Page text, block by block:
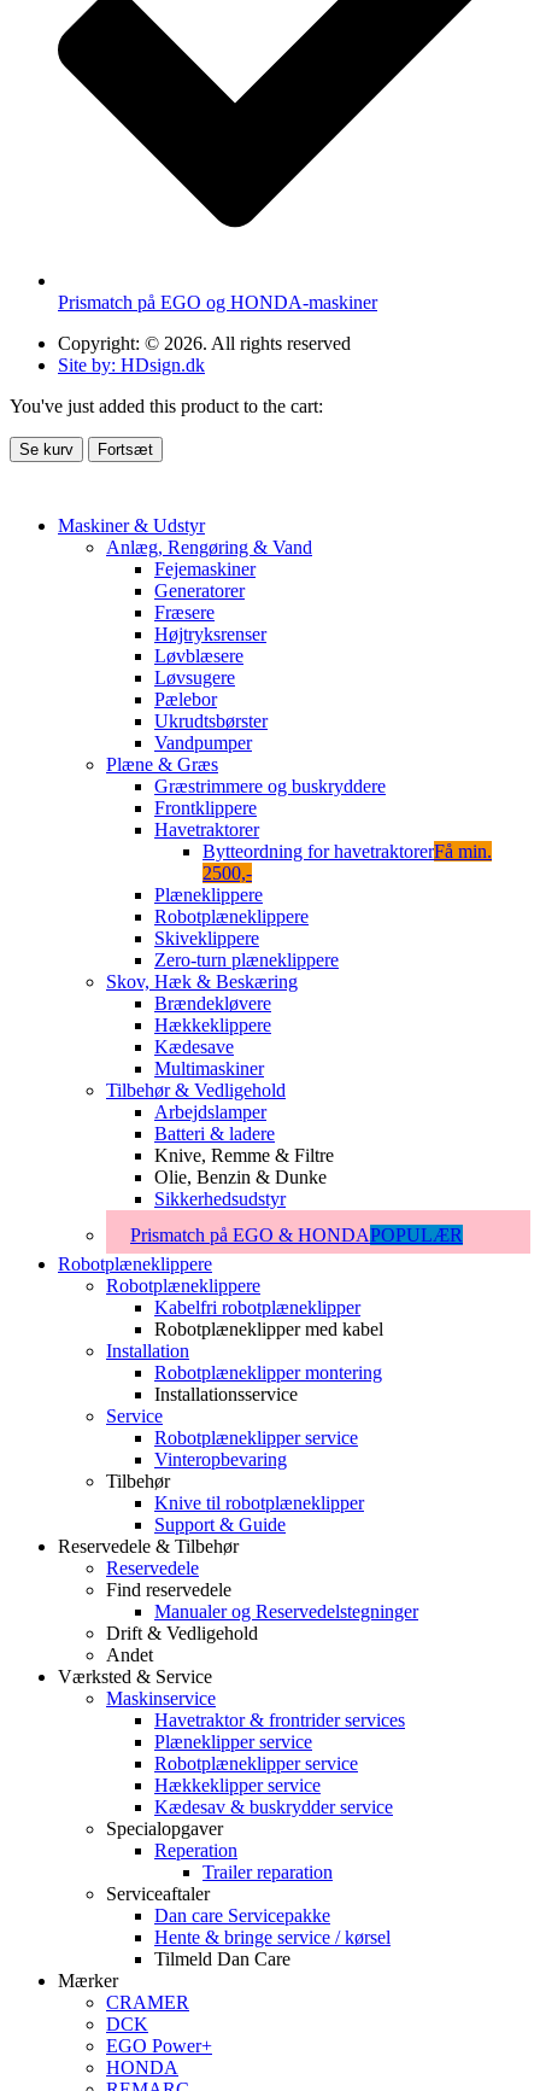
Prismatch på EGO og HONDA-maskiner
Copyright: © 2026. All rights reserved
Site by: HDsign.dk
You've just added this product to the cart:
Se kurv Fortsæt
Maskiner & Udstyr
Anlæg, Rengøring & Vand
Fejemaskiner
Generatorer
Fræsere
Højtryksrenser
Løvblæsere
Løvsugere
Pælebor
Ukrudtsbørster
Vandpumper
Plæne & Græs
Græstrimmere og buskryddere
Frontklippere
Havetraktorer
Bytteordning for havetraktorerFå min.
2500,-
Plæneklippere
Robotplæneklippere
Skiveklippere
Zero-turn plæneklippere
Skov, Hæk & Beskæring
Brændekløvere
Hækkeklippere
Kædesave
Multimaskiner
Tilbehør & Vedligehold
Arbejdslamper
Batteri & ladere
Knive, Remme & Filtre
Olie, Benzin & Dunke
Sikkerhedsudstyr
Prismatch på EGO & HONDAPOPULÆR
Robotplæneklippere
Robotplæneklippere
Kabelfri robotplæneklipper
Robotplæneklipper med kabel
Installation
Robotplæneklipper montering
Installationsservice
Service
Robotplæneklipper service
Vinteropbevaring
Tilbehør
Knive til robotplæneklipper
Support & Guide
Reservedele & Tilbehør
Reservedele
Find reservedele
Manualer og Reservedelstegninger
Drift & Vedligehold
Andet
Værksted & Service
Maskinservice
Havetraktor & frontrider services
Plæneklipper service
Robotplæneklipper service
Hækkeklipper service
Kædesav & buskrydder service
Specialopgaver
Reperation
Trailer reparation
Serviceaftaler
Dan care Servicepakke
Hente & bringe service / kørsel
Tilmeld Dan Care
Mærker
CRAMER
DCK
EGO Power+
HONDA